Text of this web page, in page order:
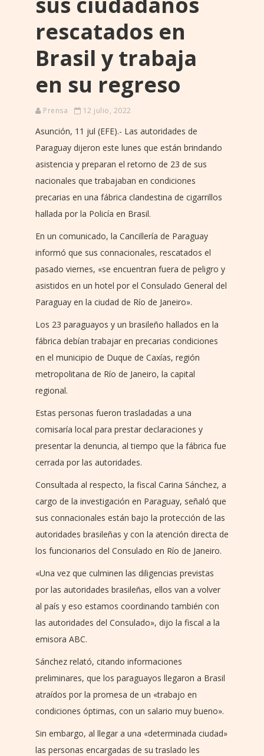
rescatados en
Brasil y trabaja
en su regreso
Prensa 12 julio, 2022
Asunción, 11 jul (EFE).- Las autoridades de
Paraguay dijeron este lunes que están brindando
asistencia y preparan el retorno de 23 de sus
nacionales que trabajaban en condiciones
precarias en una fábrica clandestina de cigarrillos
hallada por la Policía en Brasil.
En un comunicado, la Cancillería de Paraguay
informó que sus connacionales, rescatados el
pasado viernes, «se encuentran fuera de peligro y
asistidos en un hotel por el Consulado General del
Paraguay en la ciudad de Río de Janeiro».
Los 23 paraguayos y un brasileño hallados en la
fábrica debían trabajar en precarias condiciones
en el municipio de Duque de Caxías, región
metropolitana de Río de Janeiro, la capital
regional.
Estas personas fueron trasladadas a una
comisaría local para prestar declaraciones y
presentar la denuncia, al tiempo que la fábrica fue
cerrada por las autoridades.
Consultada al respecto, la fiscal Carina Sánchez, a
cargo de la investigación en Paraguay, señaló que
sus connacionales están bajo la protección de las
autoridades brasileñas y con la atención directa de
los funcionarios del Consulado en Río de Janeiro.
«Una vez que culminen las diligencias previstas
por las autoridades brasileñas, ellos van a volver
al país y eso estamos coordinando también con
las autoridades del Consulado», dijo la fiscal a la
emisora ABC.
Sánchez relató, citando informaciones
preliminares, que los paraguayos llegaron a Brasil
atraídos por la promesa de un «trabajo en
condiciones óptimas, con un salario muy bueno».
Sin embargo, al llegar a una «determinada ciudad»
las personas encargadas de su traslado les